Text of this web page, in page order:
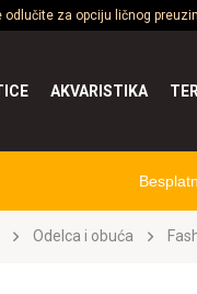
odlučite za opciju ličnog
AKVARISTIKA
Odelca i obuća